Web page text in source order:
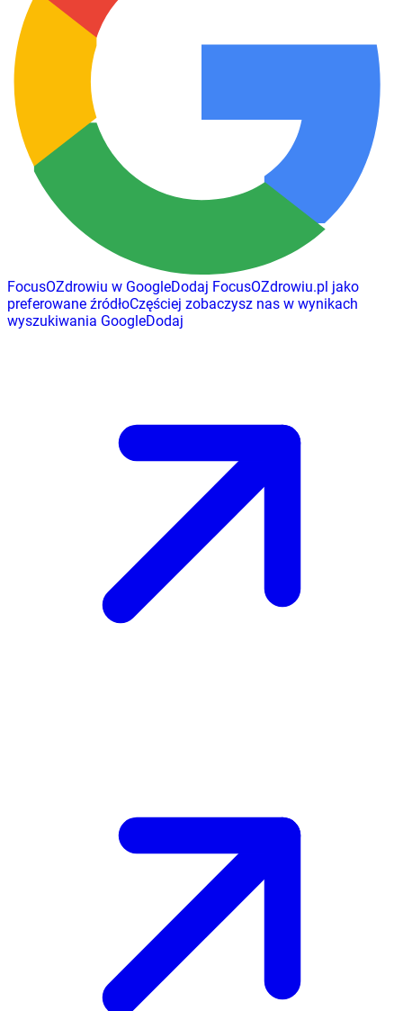
FocusOZdrowiu w GoogleDodaj FocusOZdrowiu.pl jako
preferowane źródłoCzęściej zobaczysz nas w wynikach
wyszukiwania GoogleDodaj